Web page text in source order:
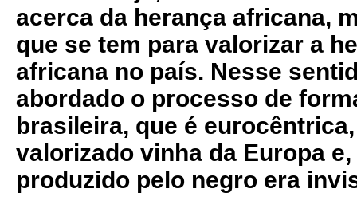
acerca da herança africana,
que se tem para valorizar a
africana no país. Nesse
abordado o processo de
brasileira, que é
valorizado vinha da Europa
produzido pelo negro era